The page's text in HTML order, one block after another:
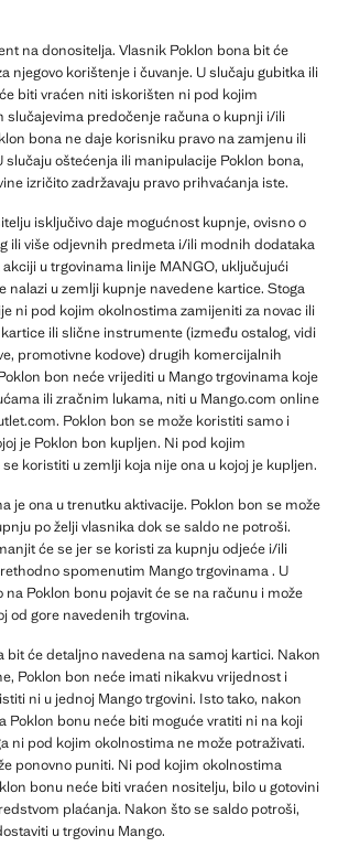
na donositelja. Vlasnik Poklon bona bit će
njegovo korištenje i čuvanje. U slučaju gubitka ili
biti vraćen niti iskorišten ni pod kojim
slučajevima predočenje računa o kupnji i/ili
bona ne daje korisniku pravo na zamjenu ili
slučaju oštećenja ili manipulacije Poklon bona,
izričito zadržavaju pravo prihvaćanja iste.
isključivo daje mogućnost kupnje, ovisno o
ili više odjevnih predmeta i/ili modnih dodataka
u trgovinama linije MANGO, uključujući
nalazi u zemlji kupnje navedene kartice. Stoga
ni pod kojim okolnostima zamijeniti za novac ili
ili slične instrumente (između ostalog, vidi
promotivne kodove) drugih komercijalnih
bon neće vrijediti u Mango trgovinama koje
ili zračnim lukama, niti u Mango.com online
Poklon bon se može koristiti samo i
je Poklon bon kupljen. Ni pod kojim
koristiti u zemlji koja nije ona u kojoj je kupljen.
je ona u trenutku aktivacije. Poklon bon se može
po želji vlasnika dok se saldo ne potroši.
će se jer se koristi za kupnju odjeće i/ili
spomenutim Mango trgovinama . U
na Poklon bonu pojavit će se na računu i može
od gore navedenih trgovina.
bit će detaljno navedena na samoj kartici. Nakon
Poklon bon neće imati nikakvu vrijednost i
ni u jednoj Mango trgovini. Isto tako, nakon
Poklon bonu neće biti moguće vratiti ni na koji
ni pod kojim okolnostima ne može potraživati.
ponovno puniti. Ni pod kojim okolnostima
bonu neće biti vraćen nositelju, bilo u gotovini
plaćanja. Nakon što se saldo potroši,
u trgovinu Mango.